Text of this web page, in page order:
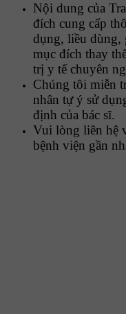
Nội dung của
đích cung cấp
dụng, liều dùng,
mục đích thay
trị y tế chuyên
Chúng tôi miễn
nhân tự ý sử
định của bác sĩ.
Vui lòng liên hệ
bệnh viện gần